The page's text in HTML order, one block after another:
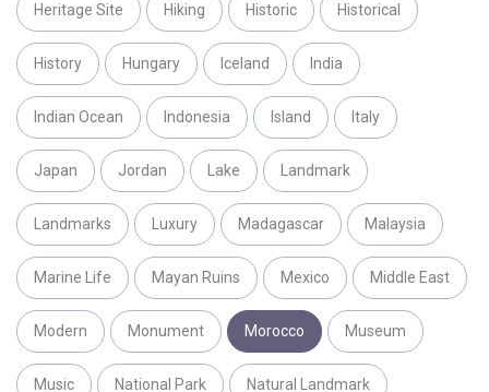
Heritage Site Hiking Historic Historical
History Hungary Iceland India
Indian Ocean Indonesia Island Italy
Japan Jordan Lake Landmark
Landmarks Luxury Madagascar Malaysia
Marine Life Mayan Ruins Mexico Middle East
Modern Monument Morocco Museum
Music National Park Natural Landmark